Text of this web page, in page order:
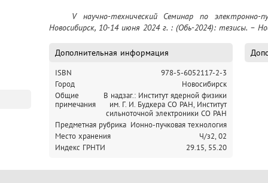
студентам-физикам.
Новосибирск, 10-14 июня 2024 г. : (Обь-2024): тезисы. –
Дополнительная информация
ISBN
978-5-6052117-2-3
Город
Новосибирск
Общие
примечания
В надзаг.: Институт ядерной физики
им. Г. И. Будкера СО РАН, Институт
сильноточной электроники СО РАН
Предметная рубрика Ионно-пучковая технология
Место хранения
Ч/з2, 02
Индекс ГРНТИ
29.15, 55.20